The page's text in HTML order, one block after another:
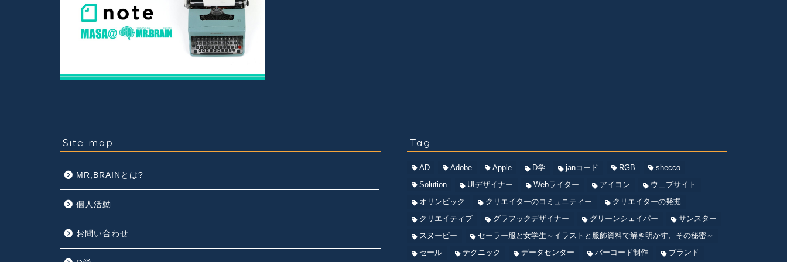
Site map
MR,BRAINとは?
個人活動
お問い合わせ
Tag
AD Adobe Apple D学 janコード RGB
shecco
Solution
UIデザイナー Webライター アイコン
ウェブサイト
オリンピック
クリエイターのコミュニティー
クリエイターの発掘
クリエイティブ
グラフックデザイナー グリーンシェイパー
サンスター
スヌーピー
セーラー服と女学生～イラストと服飾資料で解き明かす、その秘密～
セール
テクニック データセンター バーコード制作 ブランド